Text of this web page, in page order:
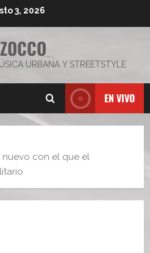
3, 2026
URBANA Y STREETSTYLE
EN VIVO
nuevo con el que el